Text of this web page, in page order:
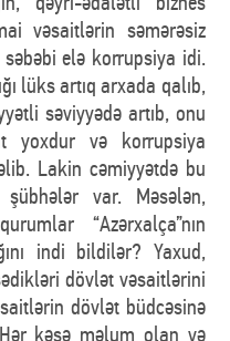
vəsaitlərin səmərəsiz
elə korrupsiya idi.
lüks artıq arxada qalıb,
səviyyədə artıb, onu
yoxdur və korrupsiya
Lakin cəmiyyətdə bu
var. Məsələn,
“Azərxalça”nın
indi bildilər? Yaxud,
dövlət vəsaitlərini
dövlət büdcəsinə
kəsə məlum olan və